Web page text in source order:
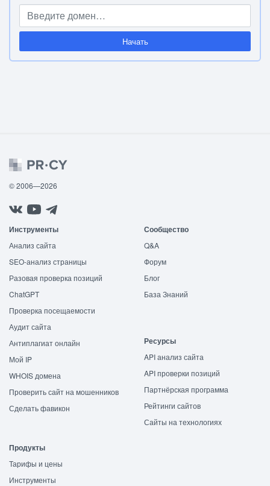
Начать
© 2006—2026
Инструменты
Анализ сайта
SEO-анализ страницы
Разовая проверка позиций
ChatGPT
Проверка посещаемости
Аудит сайта
Антиплагиат онлайн
Мой IP
WHOIS домена
Проверить сайт на мошенников
Сделать фавикон
Сообщество
Q&A
Форум
Блог
База Знаний
Ресурсы
API анализ сайта
API проверки позиций
Партнёрская программа
Рейтинги сайтов
Сайты на технологиях
Продукты
Тарифы и цены
Инструменты